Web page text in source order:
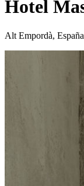
Hotel
Alt Empordà, España